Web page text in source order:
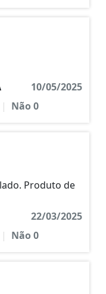
10/05/2025
| Não0
Produto de
22/03/2025
| Não0